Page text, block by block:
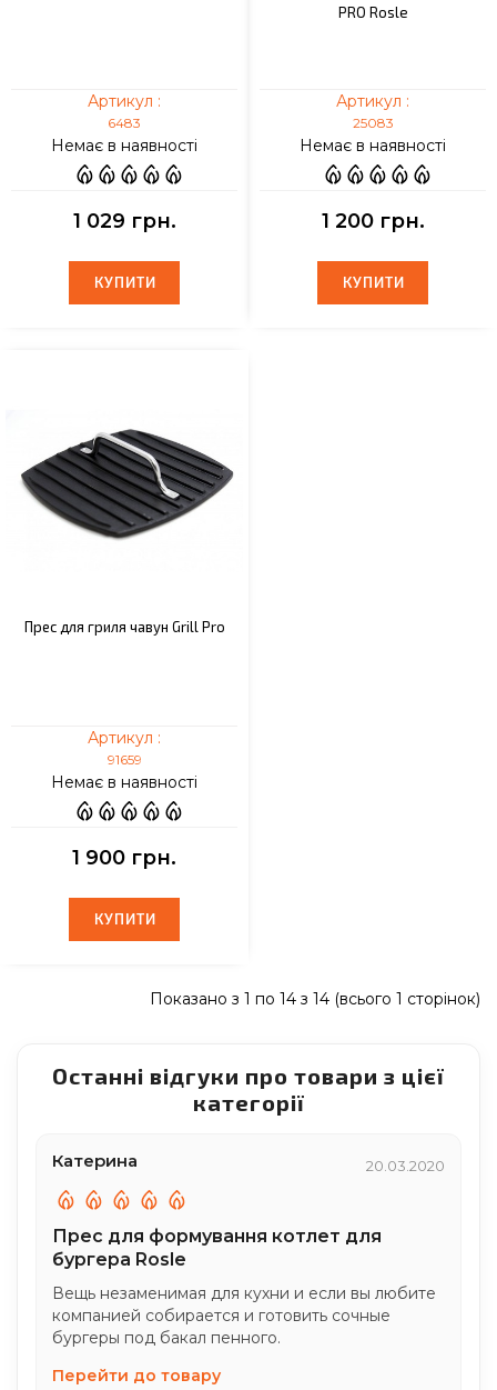
Артикул :
6483
Немає в наявності
1 029 грн.
КУПИТИ
КУПИТИ
PRO Rosle
Артикул :
25083
Немає в наявності
1 200 грн.
КУПИТИ
КУПИТИ
Прес для гриля чавун Grill Pro
Артикул :
91659
Немає в наявності
1 900 грн.
КУПИТИ
КУПИТИ
Показано з 1 по 14 з 14 (всього 1 сторінок)
Останні відгуки про товари з цієї
категорії
Катерина 20.03.2020
Прес для формування котлет для
бургера Rosle
Вещь незаменимая для кухни и если вы любите
компанией собирается и готовить сочные
бургеры под бакал пенного.
Перейти до товару